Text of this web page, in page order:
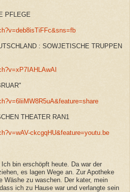
PFLEGE
: SOWJETISCHE TRUPPEN
THEATER RAN1
ckcgqHU&feature=youtu.be
bin erschöpft heute. Da war der
es lagen Wege an. Zur Apotheke
Wäshe zu waschen. Der kater, mein
ich zu Hause war und verlangte sein